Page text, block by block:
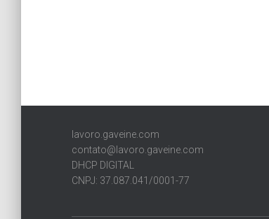
lavoro.gaveine.com
contato@lavoro.gaveine.com
DHCP DIGITAL
CNPJ: 37.087.041/0001-77